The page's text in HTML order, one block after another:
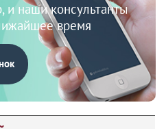
и наши консультанты
время